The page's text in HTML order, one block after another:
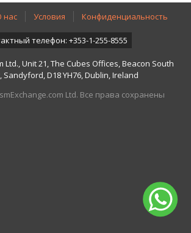
нас Условия Конфиденциальность
телефон: +353-1-255-8555
Ltd., Unit 21, The Cubes Offices, Beacon South
Sandyford, D18 YH76, Dublin, Ireland
Ltd. Все права сохранены